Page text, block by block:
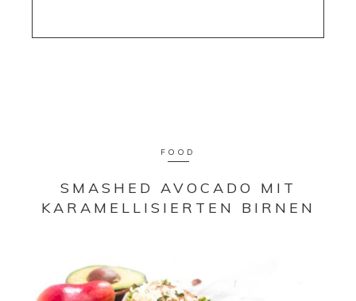
FOOD
SMASHED AVOCADO MIT
KARAMELLISIERTEN BIRNEN